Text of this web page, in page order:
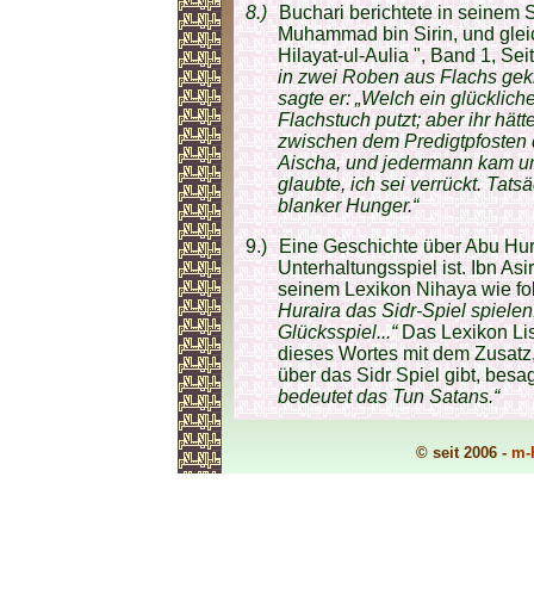
8.) Buchari berichtete in seinem
Muhammad bin Sirin, und
Hilayat-ul-Aulia ", Band 1,
in zwei Roben aus Flachs
sagte er: „Welch ein
Flachstuch putzt; aber ihr
zwischen dem Predigtpfosten
Aischa, und jedermann kam
glaubte, ich sei verrückt.
blanker Hunger.“
9.) Eine Geschichte über Abu
Unterhaltungsspiel ist. Ibn
seinem Lexikon Nihaya wie
Huraira das Sidr-Spiel
Glücksspiel...“Das Lexikon
dieses Wortes mit dem
über das Sidr Spiel gibt,
bedeutet das Tun Satans.“
© seit 2006 - m-